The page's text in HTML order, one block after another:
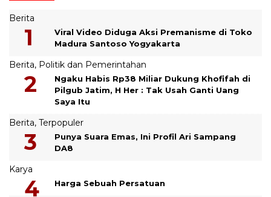
Berita
Viral Video Diduga Aksi Premanisme di Toko
Madura Santoso Yogyakarta
Berita, Politik dan Pemerintahan
Ngaku Habis Rp38 Miliar Dukung Khofifah di
Pilgub Jatim, H Her : Tak Usah Ganti Uang
Saya Itu
Berita, Terpopuler
Punya Suara Emas, Ini Profil Ari Sampang
DA8
Karya
Harga Sebuah Persatuan